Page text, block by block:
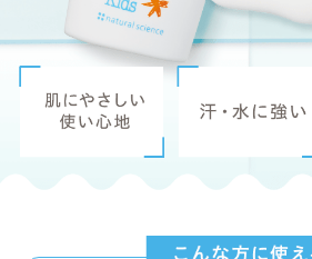
4,320円(